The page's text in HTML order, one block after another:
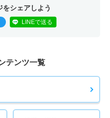
をシェアしよう
LINEで送る
テンツ一覧